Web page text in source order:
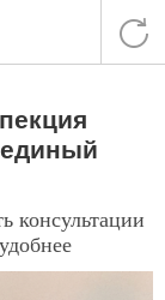
единый
консультации